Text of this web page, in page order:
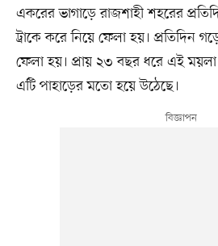
একরের ভাগাড়ে রাজশাহী শহরের
ট্রাকে করে নিয়ে ফেলা হয়। প্রতিদিন
ফেলা হয়। প্রায় ২৩ বছর ধরে এই
এটি পাহাড়ের মতো হয়ে উঠেছে।